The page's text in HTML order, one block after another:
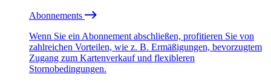
Abonnements
Wenn Sie ein Abonnement abschließen, profitieren Sie von
zahlreichen Vorteilen, wie z. B. Ermäßigungen, bevorzugtem
Zugang zum Kartenverkauf und flexibleren
Stornobedingungen.